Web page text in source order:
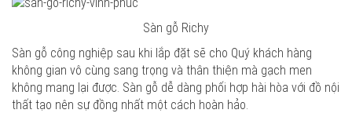
Sàn gỗ Richy
Sàn gỗ công nghiệp sau khi lắp đặt sẽ cho Quý khách hàng
không gian vô cùng sang trọng và thân thiện mà gạch men
không mang lại được. Sàn gỗ dễ dàng phối hợp hài hòa với đồ nội
thất tạo nên sự đồng nhất một cách hoàn hảo.